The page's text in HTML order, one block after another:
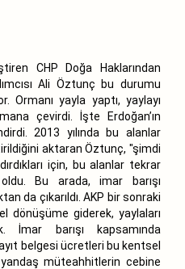
CHP Doğa Haklarından
Ali Öztunç bu durumu
Ormanı yayla yaptı, yaylayı
çevirdi. İşte Erdoğan’ın
2013 yılında bu alanlar
aktaran Öztunç, "şimdi
için, bu alanlar tekrar
Bu arada, imar barışı
da çıkarıldı. AKP bir sonraki
dönüşüme giderek, yaylaları
barışı kapsamında
belgesi ücretleri bu kentsel
müteahhitlerin cebine